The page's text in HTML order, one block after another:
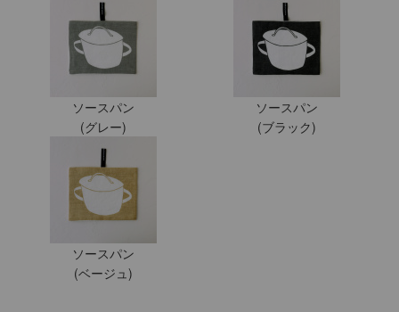
ソースパン
(グレー)
ソースパン
(ブラック)
ソースパン
(ベージュ)